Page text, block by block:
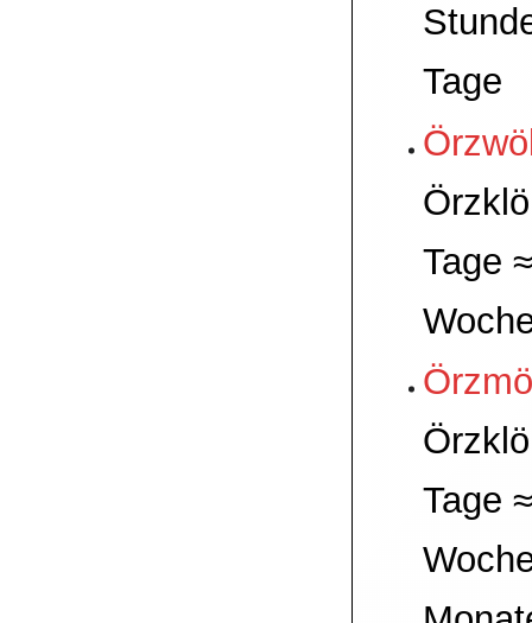
Tage
Tage
Tage